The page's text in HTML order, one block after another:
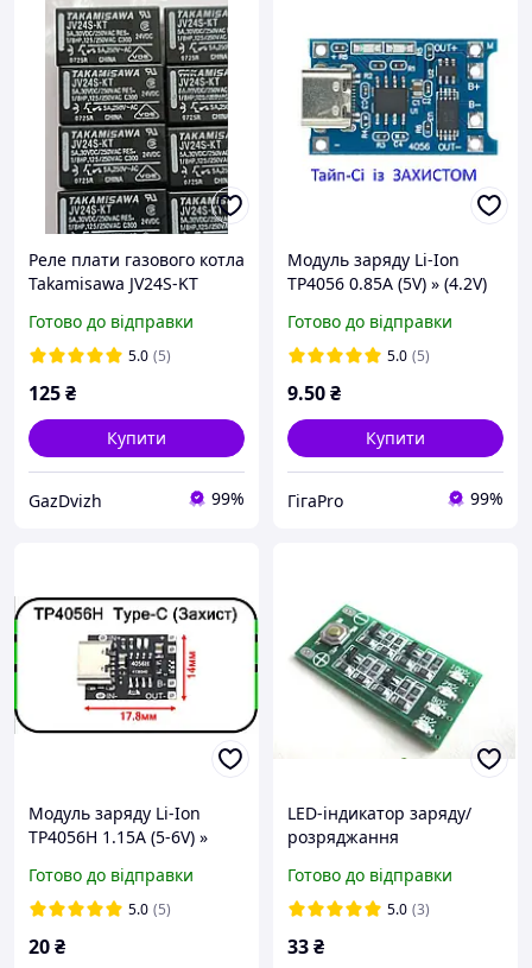
Реле плати газового котла
Takamisawa JV24S-KT
Готово до відправки
5.0 (5)
125₴
Купити
GazDvizh 99%
Модуль заряду Li-Ion
TP4056 0.85А (5V) » (4.2V)
Готово до відправки
5.0 (5)
9.50₴
Купити
ГігаPro 99%
Модуль заряду Li-Ion
TP4056H 1.15А (5-6V) »
Готово до відправки
5.0 (5)
20₴
LED-індикатор заряду/
розряджання
3S 12.6V
Готово до відправки
5.0 (3)
33₴